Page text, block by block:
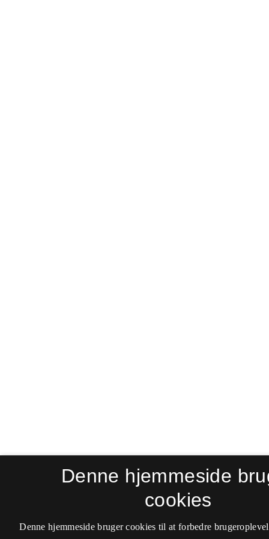
Denne hjemmeside
cookies
Denne hjemmeside bruger cookies til at forbedre